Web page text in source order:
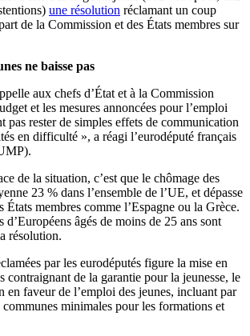
une résolution réclamant un coup
de la Commission et des États membres sur
ne baisse pas
aux chefs d’État et à la Commission
et les mesures annoncées pour l’emploi
pas rester de simples effets de communication
en difficulté », a réagi l’eurodéputé français
de la situation, c’est que le chômage des
23 % dans l’ensemble de l’UE, et dépasse
États membres comme l’Espagne ou la Grèce.
âgés de moins de 25 ans sont
résolution.
par les eurodéputés figure la mise en
contraignant de la garantie pour la jeunesse, le
en faveur de l’emploi des jeunes, incluant par
communes minimales pour les formations et